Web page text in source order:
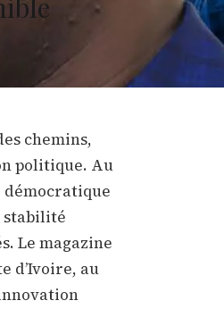
chemins,
politique. Au
démocratique
stabilité
Le magazine
d’Ivoire, au